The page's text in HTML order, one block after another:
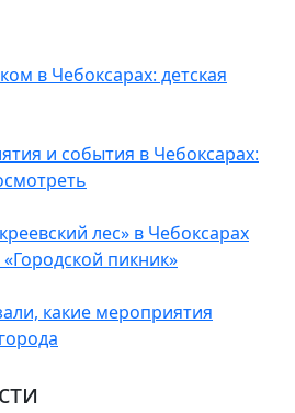
в Чебоксарах: детская
и события в Чебоксарах:
лес» в Чебоксарах
пикник»
какие мероприятия